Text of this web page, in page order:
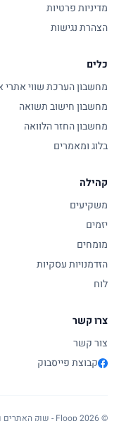
מדיניות פרטיות
הצהרת נגישות
כלים
מחשבון הערכת שווי אתרי
מחשבון חישוב תשואה
מחשבון החזר הלוואה
בלוג ומאמרים
קהילה
משקיעים
יזמים
מומחים
הזדמנויות עסקיות
לוח
צרו קשר
צור קשר
קבוצת פייסבוק
© 2026 Floop - שוק האתרים והעסקים של ישראל